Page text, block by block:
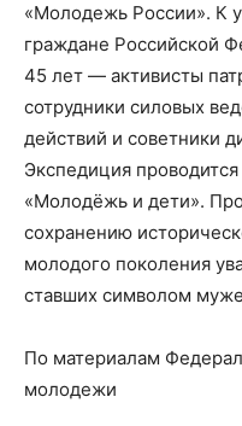
«Молодежь России». К
граждане Российской
45 лет — активисты
сотрудники силовых
действий и советники
Экспедиция
«Молодёжь и дети».
сохранению
молодого поколения
ставших символом
По материалам
молодежи